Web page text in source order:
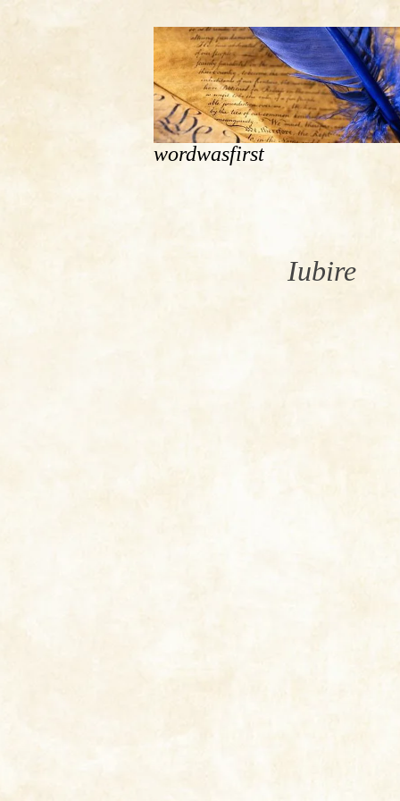
wordwasfirst
Iubire